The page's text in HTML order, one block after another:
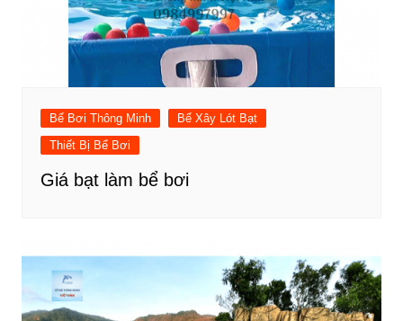
Bể Bơi Thông Minh
Bể Xây Lót Bạt
Thiết Bị Bể Bơi
Giá bạt làm bể bơi